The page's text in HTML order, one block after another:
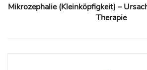
Mikrozephalie (Kleinköpfigkeit) –
Therapie